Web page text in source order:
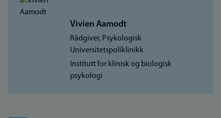
Vivien Aamodt
Rådgiver, Psykologisk
Universitetspoliklinikk
Institutt for klinisk og biologisk
psykologi